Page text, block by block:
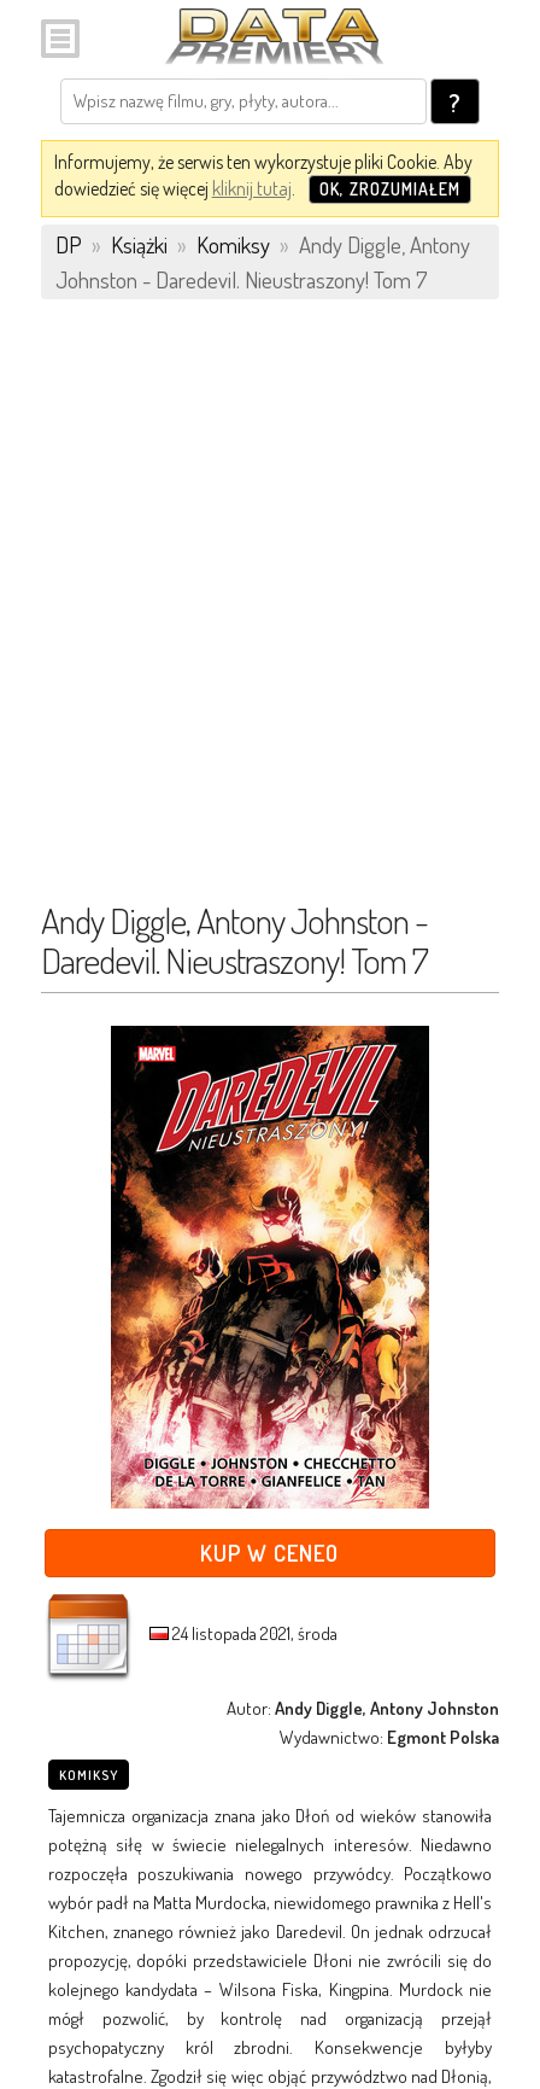
?
Informujemy, że serwis ten wykorzystuje pliki Cookie. Aby
dowiedzieć się więcej kliknij tutaj. OK, ZROZUMIAŁEM
DP » Książki » Komiksy » Andy Diggle, Antony
Johnston - Daredevil. Nieustraszony! Tom 7
Andy Diggle, Antony Johnston -
Daredevil. Nieustraszony! Tom 7
KUP W CENEO
24 listopada 2021, środa
Autor:Andy Diggle, Antony Johnston
Wydawnictwo: Egmont Polska
KOMIKSY
Tajemnicza organizacja znana jako Dłoń od wieków stanowiła
potężną siłę w świecie nielegalnych interesów. Niedawno
rozpoczęła poszukiwania nowego przywódcy. Początkowo
wybór padł na Matta Murdocka, niewidomego prawnika z Hell's
Kitchen, znanego również jako Daredevil. On jednak odrzucał
propozycję, dopóki przedstawiciele Dłoni nie zwrócili się do
kolejnego kandydata – Wilsona Fiska, Kingpina. Murdock nie
mógł pozwolić, by kontrolę nad organizacją przejął
psychopatyczny król zbrodni. Konsekwencje byłyby
katastrofalne. Zgodził się więc objąć przywództwo nad Dłonią,